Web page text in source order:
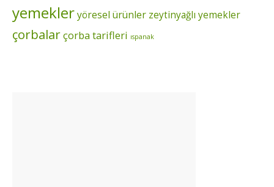
yemekleryöresel ürünler zeytinyağlı yemekler
çorbalarçorba tarifleri ıspanak